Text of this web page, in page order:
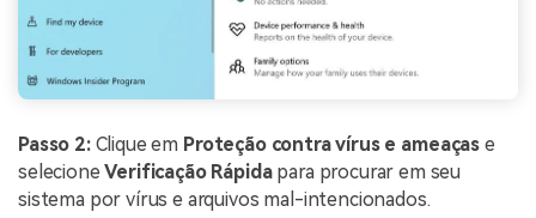
Passo 2:Clique em Proteção contra vírus e ameaças e
selecioneVerificação Rápidapara procurar em seu
sistema por vírus e arquivos mal-intencionados.
Online.
Continue lendo
Teste Online